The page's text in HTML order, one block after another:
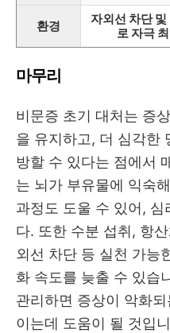
환경
자외선 차단 및
로 자극
마무리
비문증 초기 대처는 증
을 유지하고, 더 심각한
방할 수 있다는 점에서
는 뇌가 부유물에 익숙
과정도 도울 수 있어, 심
다. 또한 수분 섭취, 항
외선 차단 등 실천 가능
화 속도를 늦출 수 있습
관리하면 증상이 악화
이는데 도움이 될 것입